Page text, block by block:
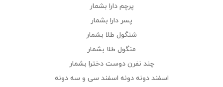
پرچم دارا بشمار
پسر دارا بشمار
شنگول طلا بشمار
منگول طلا بشمار
چند نفرن دوست دخترا بشمار
اسفند دونه دونه اسفند سی و سه دونه